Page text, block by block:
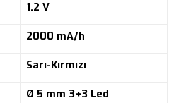
1.2 V
2000 mA/h
Sarı-Kırmızı
Ø 5 mm 3+3 Led